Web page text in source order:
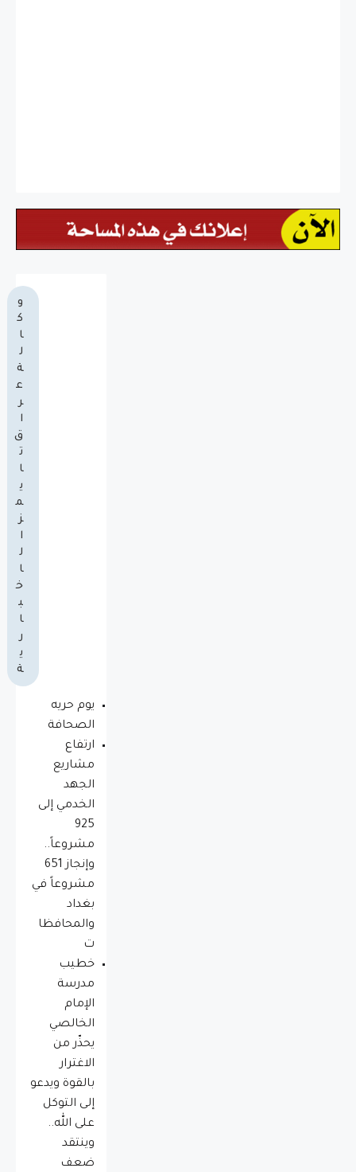
و
ك
ا
ل
ة
ع
ر
ا
ق
ت
ا
ي
م
ز
ا
ل
ا
خ
ب
ا
ر
ي
ة
يوم حريه
الصحافة
ارتفاع
مشاريع
الجهد
الخدمي إلى
925
مشروعاً..
وإنجاز 651
مشروعاً في
بغداد
والمحافظا
ت
خطيب
مدرسة
الإمام
الخالصي
يحذّر من
الاغترار
بالقوة ويدعو
إلى التوكل
على الله..
وينتقد
ضعف